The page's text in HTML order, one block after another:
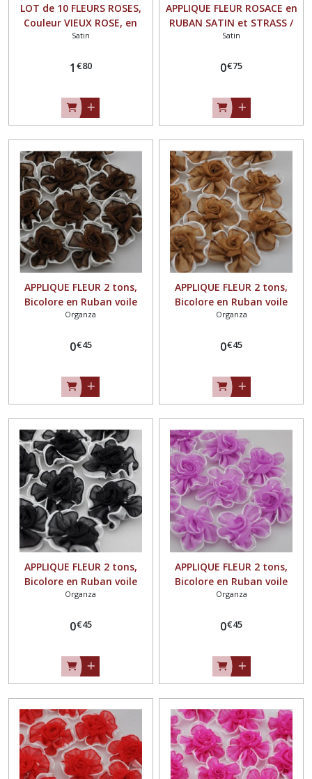
LOT de 10 FLEURS ROSES,
Couleur VIEUX ROSE, en
RUBAN SATIN ** 15 mm **
Satin
1 €80
APPLIQUE FLEUR ROSACE en
RUBAN SATIN et STRASS /
AMÉTHYSTE ** 40 mm ** à
l'unité - F07
Satin
0€75
APPLIQUE FLEUR 2 tons,
Bicolore en Ruban voile
Organza / CHOCOLAT ** 30
vendu à l'unité - F17
Organza
0€45
APPLIQUE FLEUR 2 tons,
Bicolore en Ruban voile
Organza / MARRON ** 30
vendu à l'unité - F17
Organza
0€45
APPLIQUE FLEUR 2 tons,
Bicolore en Ruban voile
Organza / NOIR ** 30 mm
vendu à l'unité - F17
Organza
0€45
APPLIQUE FLEUR 2 tons,
Bicolore en Ruban voile
Organza / PARME ** 30 mm
vendu à l'unité - F17
Organza
0€45